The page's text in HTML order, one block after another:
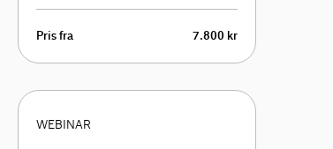
Pris fra 7.800 kr
WEBINAR